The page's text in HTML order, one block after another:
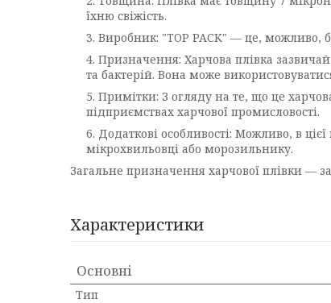
їхню свіжість.
Виробник: "TOP PACK" — це, можливо,
Призначення: Харчова плівка зазвичай
та бактерій. Вона може
Примітки: З огляду на те, що це
підприємствах харчової промисловості.
Додаткові особливості: Можливо, в
мікрохвильовці або морозильнику.
Загальне призначення харчової плівки —
Характеристики
Основні
Тип